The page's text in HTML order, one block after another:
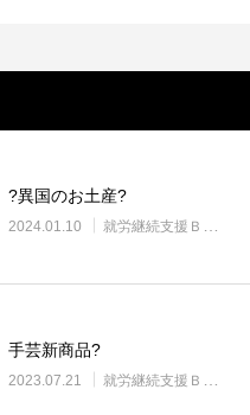
?異国のお土産?
2024.01.10 就労継続支援Ｂ型・ニコサービス城東センター
手芸新商品?
2023.07.21 就労継続支援Ｂ型・ニコサービス城東センター